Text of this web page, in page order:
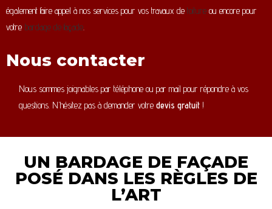
également faire appel à nos services pour vos travaux de toiture ou encore pour
votre bardage de façade
Nous contacter
Nous sommes joignables par téléphone ou par mail pour répondre à vos
questions. N’hésitez pas à demander votredevis gratuit !
UN BARDAGE DE FAÇADE
POSÉ DANS LES RÈGLES DE
L’ART